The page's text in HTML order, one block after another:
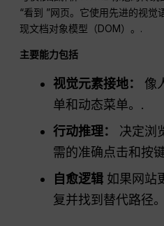
“看到 ”网页。它使用先进的视觉
现文档对象模型（DOM）。.
主要能力包括
视觉元素接地：
像
单和动态菜单。.
行动推理：
决定浏
需的准确点击和按
自愈逻辑 如果网站
复并找到替代路径